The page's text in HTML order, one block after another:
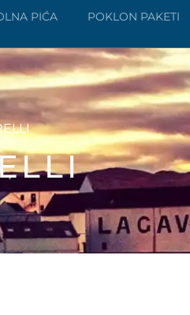
PIĆA POKLON PAKETI